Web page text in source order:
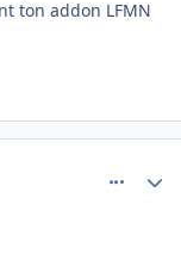
ton addon LFMN